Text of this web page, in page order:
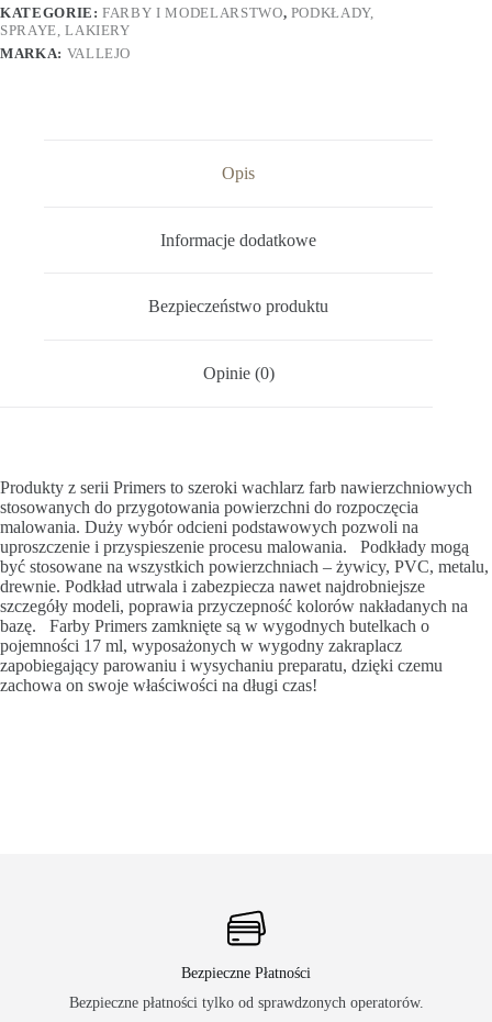
KATEGORIE:FARBY I MODELARSTWO, PODKŁADY,
SPRAYE, LAKIERY
MARKA: VALLEJO
Opis
Informacje dodatkowe
Bezpieczeństwo produktu
Opinie (0)
Produkty z serii Primers to szeroki wachlarz farb nawierzchniowych
stosowanych do przygotowania powierzchni do rozpoczęcia
malowania. Duży wybór odcieni podstawowych pozwoli na
uproszczenie i przyspieszenie procesu malowania. Podkłady mogą
być stosowane na wszystkich powierzchniach – żywicy, PVC, metalu,
drewnie. Podkład utrwala i zabezpiecza nawet najdrobniejsze
szczegóły modeli, poprawia przyczepność kolorów nakładanych na
bazę. Farby Primers zamknięte są w wygodnych butelkach o
pojemności 17 ml, wyposażonych w wygodny zakraplacz
zapobiegający parowaniu i wysychaniu preparatu, dzięki czemu
zachowa on swoje właściwości na długi czas!
Bezpieczne Płatności
Bezpieczne płatności tylko od sprawdzonych operatorów.